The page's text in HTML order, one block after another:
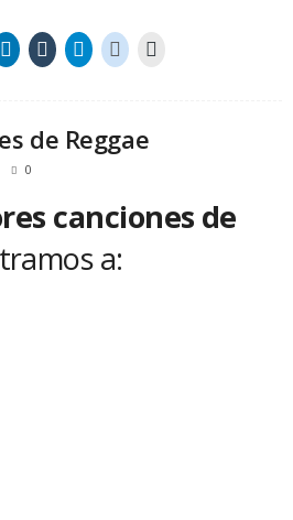
de Reggae
0
canciones de
a: